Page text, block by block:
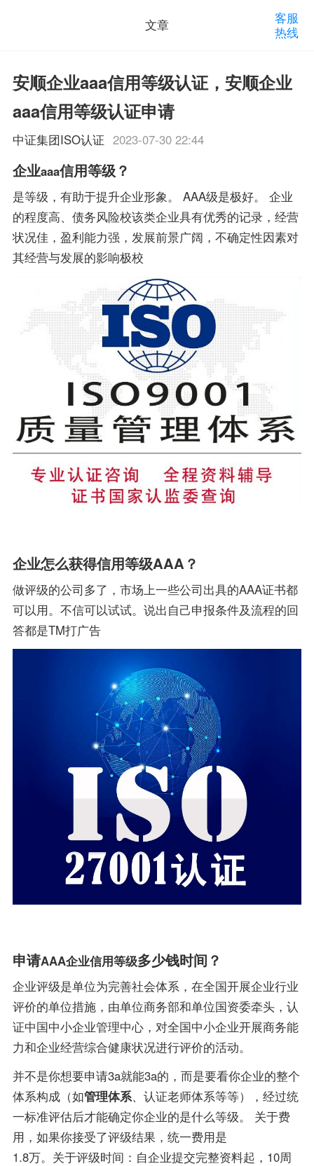
文章
客服
热线
安顺企业aaa信用等级认证，安顺企业
aaa信用等级认证申请
中证集团ISO认证 2023-07-30 22:44
企业aaa信用等级？
是等级，有助于提升企业形象。 AAA级是极好。 企业
的程度高、债务风险校该类企业具有优秀的记录，经营
状况佳，盈利能力强，发展前景广阔，不确定性因素对
其经营与发展的影响极校
企业怎么获得信用等级AAA？
做评级的公司多了，市场上一些公司出具的AAA证书都
可以用。不信可以试试。说出自己申报条件及流程的回
答都是TM打广告
申请AAA企业信用等级多少钱时间？
企业评级是单位为完善社会体系，在全国开展企业行业
评价的单位措施，由单位商务部和单位国资委牵头，认
证中国中小企业管理中心，对全国中小企业开展商务能
力和企业经营综合健康状况进行评价的活动。
并不是你想要申请3a就能3a的，而是要看你企业的整个
体系构成（如管理体系、认证老师体系等等），经过统
一标准评估后才能确定你企业的是什么等级。 关于费
用，如果你接受了评级结果，统一费用是
1.8万。关于评级时间：自企业提交完整资料起，10周